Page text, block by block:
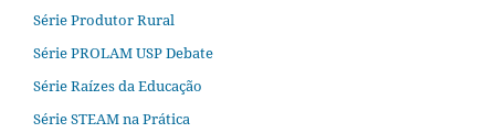
Série Produtor Rural
Série PROLAM USP Debate
Série Raízes da Educação
Série STEAM na Prática